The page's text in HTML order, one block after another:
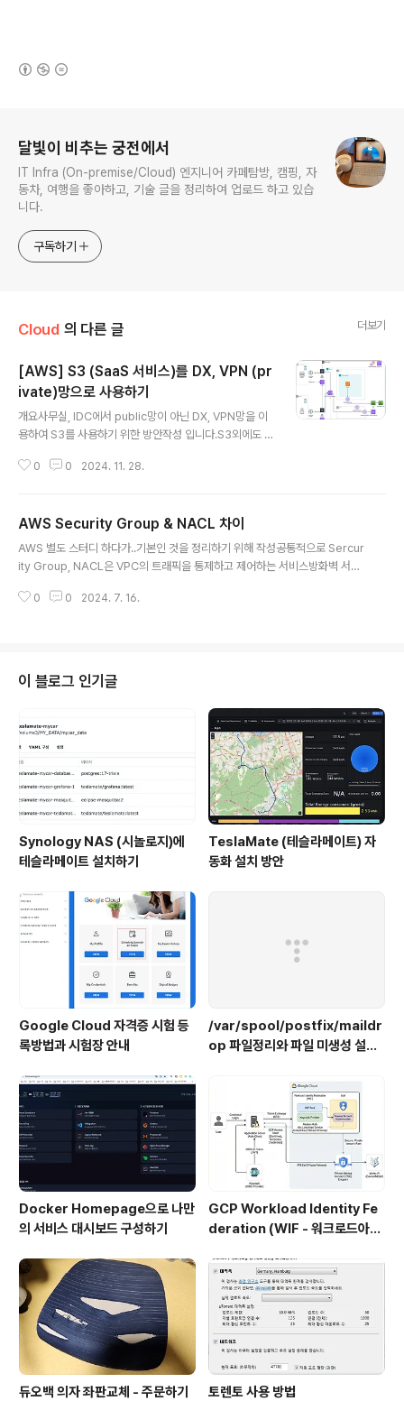
달빛이 비추는 궁전에서
IT Infra (On-premise/Cloud) 엔지니어 카페탐방, 캠핑, 자
동차, 여행을 좋아하고, 기술 글을 정리하여 업로드 하고 있습
니다.
구독하기
Cloud 의 다른 글 더보기
[AWS] S3 (SaaS 서비스)를 DX, VPN (pr
ivate)망으로 사용하기
개요사무실, IDC에서 public망이 아닌 DX, VPN망을 이
용하여 S3를 사용하기 위한 방안작성 입니다.S3외에도 D
으로 iaas 서비스는 VPN을 구성하면 그것으로 통신을 하
연결할 수 있기 때문입니다.안전한 데이터 흐름을 위한 방
안 중 하나라고 볼 수 있습니다.전체 구성도구성 특징On-
Premise에서 S3에 Upload가 가능하도록 설정하며네
구성하여 설계S3는 보안성을 강화하기 위해 Access Lo
0 0 2024. 11. 28.
AWS Security Group & NACL 차이
AWS 별도 스터디 하다가..기본인 것을 정리하기 위해 작성공통적으로 Sercur
ity Group, NACL은 VPC의 트래픽을 통제하고 제어하는 서비스방화벽 서비
eful 방식개별 인스턴스만 설정 할 수도 있고, 그룹으로 선택하여 할 수도 있음
자가 있으며, 숫자 값이 적을 수록 우선적으로 적용됨(보통 아는 방화벽이 NA
CL이긴 하나, 상태저장이 안되는 Stateless라는..
0 0 2024. 7. 16.
이 블로그 인기글
Synology NAS (시놀로지)에
테슬라메이트 설치하기
TeslaMate (테슬라메이트) 자
동화 설치 방안
Google Cloud 자격증 시험 등
록방법과 시험장 안내
/var/spool/postfix/maildr
op 파일정리와 파일 미생성 설정
Docker Homepage으로 나만
의 서비스 대시보드 구성하기
GCP Workload Identity Fe
deration (WIF - 워크로드아이
듀오백 의자 좌판교체 - 주문하기 토렌토 사용 방법